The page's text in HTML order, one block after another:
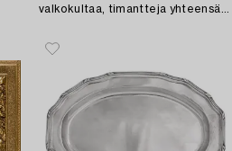
valkokultaa, timantteja yhteensä